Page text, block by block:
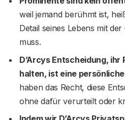
weil jemand berühmt ist,
Detail seines Lebens mit
muss.
D’Arcys Entscheidung, ihr
halten, ist eine
haben das Recht, diese
ohne dafür verurteilt oder